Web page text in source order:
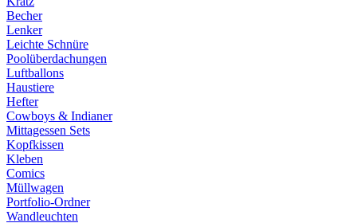
Becher
Lenker
Leichte Schnüre
Poolüberdachungen
Luftballons
Haustiere
Hefter
Cowboys & Indianer
Mittagessen Sets
Kopfkissen
Kleben
Comics
Müllwagen
Portfolio-Ordner
Wandleuchten